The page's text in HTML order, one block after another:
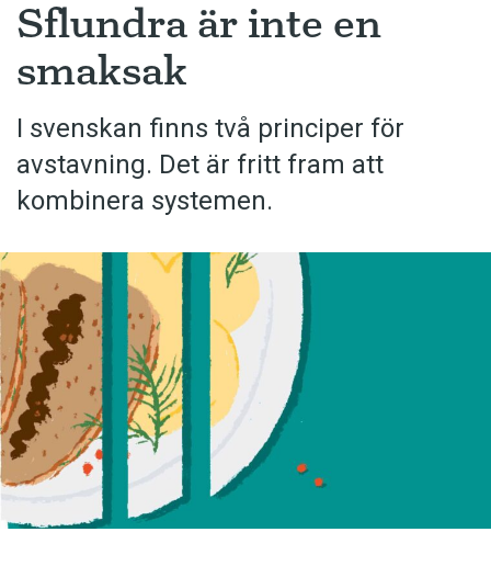
Sflundra är inte en
smaksak
I svenskan finns två principer för
avstavning. Det är fritt fram att
kombinera systemen.